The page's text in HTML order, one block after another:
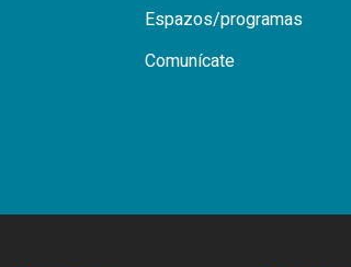
Espazos/programas
Comunícate